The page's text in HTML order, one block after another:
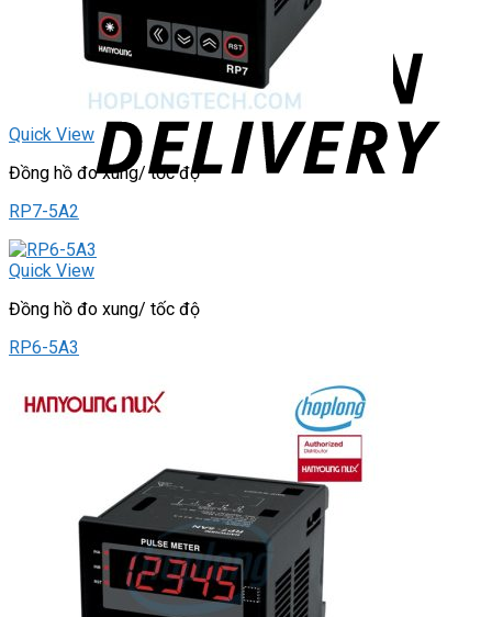
Quick View
Đồng hồ đo xung/ tốc độ
RP7-5A2
Quick View
Đồng hồ đo xung/ tốc độ
RP6-5A3